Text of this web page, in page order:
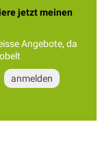
jetzt meinen
Angebote, da